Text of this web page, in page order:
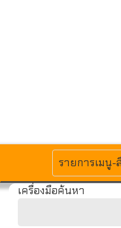
MENU
รายการเมนู
เครื่องมือค้นหา